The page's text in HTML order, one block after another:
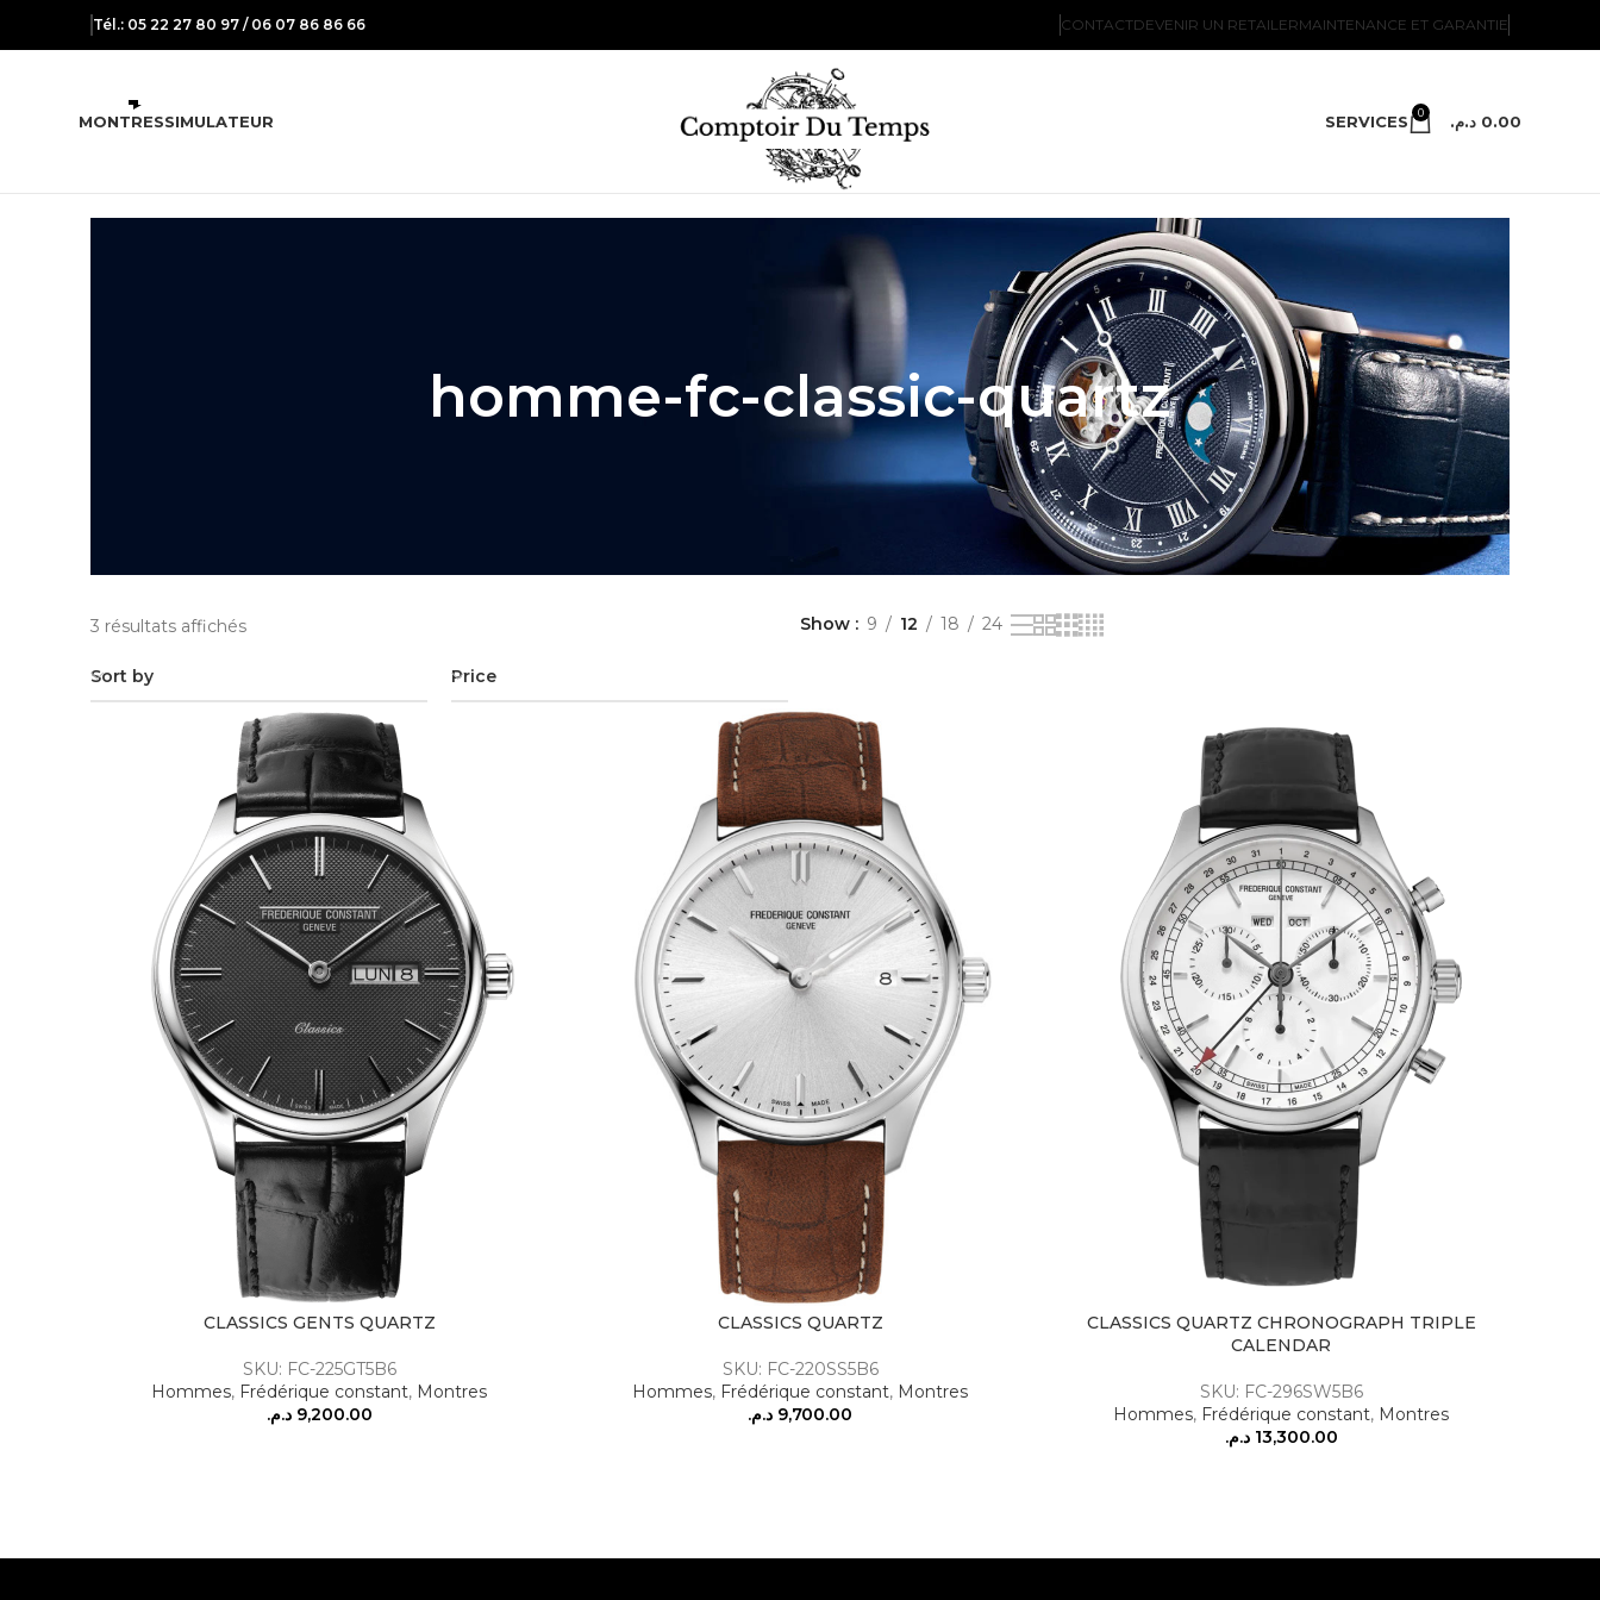
Tél.: 05 22 27 80 97 / 06 07 86 86 66 CONTACTDEVENIR UN RETAILERMAINTENANCE ET GARANTIE
MONTRESSIMULATEUR SERVICES 0 0.00 د.م.
homme-fc-classic-quartz
3 résultats affichés Show 9 12 18 24
Sort by Price
CLASSICS GENTS QUARTZ
SKU: FC-225GT5B6
Hommes, Frédérique constant, Montres
9,200.00 د.م.
CLASSICS QUARTZ
SKU: FC-220SS5B6
Hommes, Frédérique constant, Montres
9,700.00 د.م.
CLASSICS QUARTZ CHRONOGRAPH TRIPLE
CALENDAR
SKU: FC-296SW5B6
Hommes, Frédérique constant, Montres
13,300.00 د.م.